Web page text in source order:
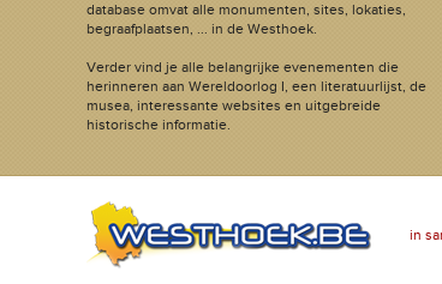
database omvat alle monumenten, sites, lokaties,
begraafplaatsen, ... in de Westhoek.
Verder vind je alle belangrijke evenementen die
herinneren aan Wereldoorlog I, een literatuurlijst, de
musea, interessante websites en uitgebreide
historische informatie.
in